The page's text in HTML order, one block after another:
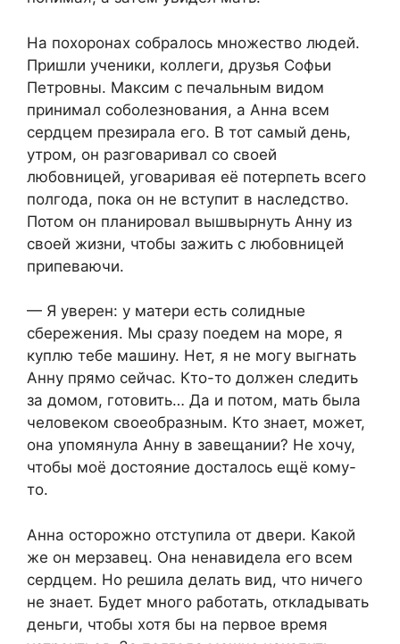
На похоронах собралось множество людей.
Пришли ученики, коллеги, друзья Софьи
Петровны. Максим с печальным видом
принимал соболезнования, а Анна всем
сердцем презирала его. В тот самый день,
утром, он разговаривал со своей
любовницей, уговаривая её потерпеть всего
полгода, пока он не вступит в наследство.
Потом он планировал вышвырнуть Анну из
своей жизни, чтобы зажить с любовницей
припеваючи.
— Я уверен: у матери есть солидные
сбережения. Мы сразу поедем на море, я
куплю тебе машину. Нет, я не могу выгнать
Анну прямо сейчас. Кто-то должен следить
за домом, готовить… Да и потом, мать была
человеком своеобразным. Кто знает, может,
она упомянула Анну в завещании? Не хочу,
чтобы моё достояние досталось ещё кому-
то.
Анна осторожно отступила от двери. Какой
же он мерзавец. Она ненавидела его всем
сердцем. Но решила делать вид, что ничего
не знает. Будет много работать, откладывать
деньги, чтобы хотя бы на первое время